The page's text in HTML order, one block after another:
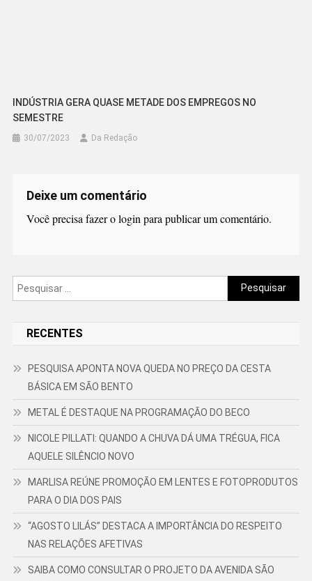
INDÚSTRIA GERA QUASE METADE DOS EMPREGOS NO
SEMESTRE
30/07/2023 Da Redação
Deixe um comentário
Você precisa fazer ologin para publicar um comentário.
Pesquisar
por:
RECENTES
PESQUISA APONTA NOVA QUEDA NO PREÇO DA CESTA
BÁSICA EM SÃO BENTO
METAL É DESTAQUE NA PROGRAMAÇÃO DO BECO
NICOLE PILLATI: QUANDO A CHUVA DÁ UMA TRÉGUA, FICA
AQUELE SILÊNCIO NOVO
MARLISA REÚNE PROMOÇÃO EM LENTES E FOTOPRODUTOS
PARA O DIA DOS PAIS
“AGOSTO LILÁS” DESTACA A IMPORTÂNCIA DO RESPEITO
NAS RELAÇÕES AFETIVAS
SAIBA COMO CONSULTAR O PROJETO DA AVENIDA SÃO